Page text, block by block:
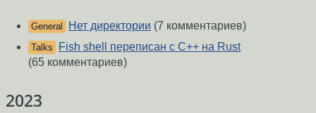
General Нет директории (7 комментариев)
Talks
Fish shell переписан с C++ на Rust
(65 комментариев)
2023